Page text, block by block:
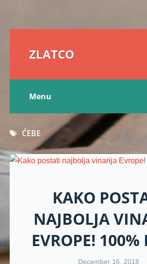
ZLATCO
Menu
ĆEBE
KAKO
NAJBOLJA
EVROPE! 100%
December 16, 2018